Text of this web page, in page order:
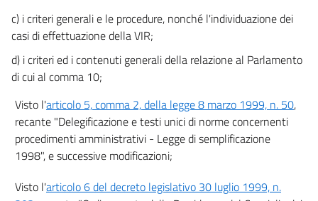
c) i criteri generali e le procedure, nonché l'individuazione dei
casi di effettuazione della VIR;
d) i criteri ed i contenuti generali della relazione al Parlamento
di cui al comma 10;
Visto l'articolo 5, comma 2, della legge 8 marzo 1999, n. 50,
recante "Delegificazione e testi unici di norme concernenti
procedimenti amministrativi - Legge di semplificazione
1998", e successive modificazioni;
Visto l'articolo 6 del decreto legislativo 30 luglio 1999, n.